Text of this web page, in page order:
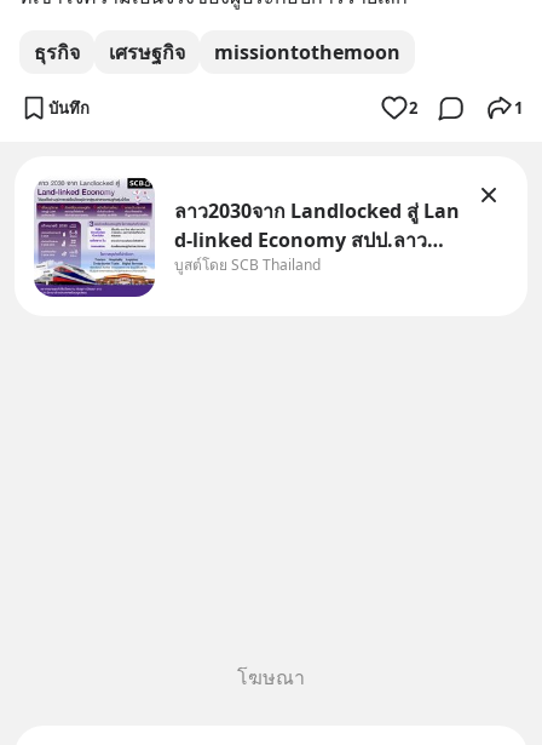
ธุรกิจ เศรษฐกิจ missiontothemoon
บันทึก 2 1
ลาว2030จาก Landlocked สู่ Lan
d-linked Economy สปป.ลาว
กำลังเปลี่ยนบทบาทจาก “ประเทศ
บูสต์โดย SCB Thailand
โฆษณา